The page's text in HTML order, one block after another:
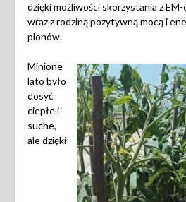
dzięki możliwości skorzystania z
wraz z rodziną pozytywną mocą i
plonów.
Minione
lato było
dosyć
ciepłe i
suche,
ale dzięki